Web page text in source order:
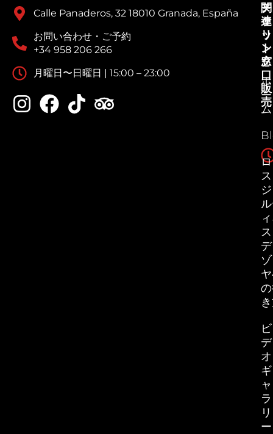
Calle Panaderos, 32 18010 Granada, España
お問い合わせ・ご予約
+34 958 206 266
月曜日〜日曜日 | 15:00 – 23:00
チ
ケ
ッ
ト
窓
口
販
売
関
連
リ
ン
ク
ホ
ー
ム
ロ
ビ
デ
オ
ギ
ャ
ラ
リ
ー